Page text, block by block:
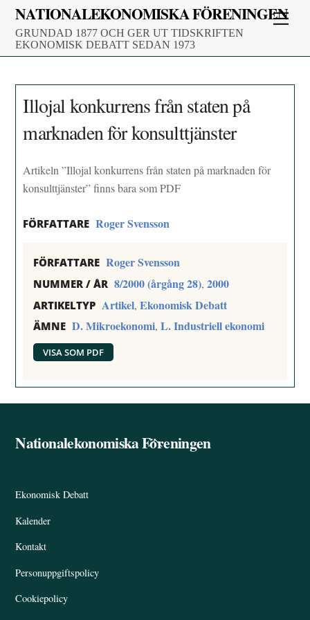
Skip
content
NATIONALEKONOMISKA FÖRENINGEN
GRUNDAD 1877 OCH GER UT TIDSKRIFTEN
EKONOMISK DEBATT SEDAN 1973
Illojal konkurrens från staten på
marknaden för konsulttjänster
Artikeln ”Illojal konkurrens från staten på marknaden för
konsulttjänster” finns bara som PDF
FÖRFATTARE Roger Svensson
FÖRFATTARE Roger Svensson
NUMMER / ÅR 8/2000 (årgång 28),2000
ARTIKELTYP Artikel,Ekonomisk Debatt
ÄMNE D. Mikroekonomi,L. Industriell ekonomi
VISA SOM PDF
Back
Nationalekonomiska Föreningen
Ekonomisk Debatt
Kalender
Kontakt
Personuppgiftspolicy
Cookiepolicy